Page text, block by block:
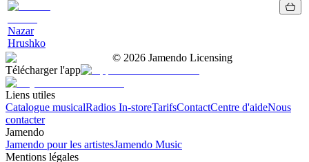
Nazar
Hrushko
© 2026 Jamendo Licensing
Télécharger l'app
Liens utiles
Catalogue musicalRadios In-storeTarifsContactCentre d'aideNous
contacter
Jamendo
Jamendo pour les artistesJamendo Music
Mentions légales